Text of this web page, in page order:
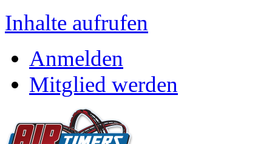
Inhalte aufrufen
Anmelden
Mitglied werden